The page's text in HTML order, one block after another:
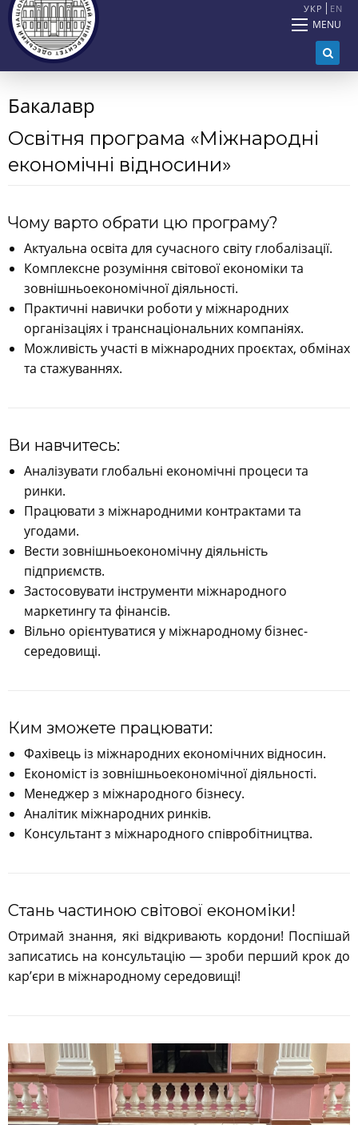
УКР EN
MENU
Бакалавр
Освітня програма «Міжнародні
економічні відносини»
Чому варто обрати цю програму?
Актуальна освіта для сучасного світу глобалізації.
Комплексне розуміння світової економіки та
зовнішньоекономічної діяльності.
Практичні навички роботи у міжнародних
організаціях і транснаціональних компаніях.
Можливість участі в міжнародних проєктах, обмінах
та стажуваннях.
Ви навчитесь:
Аналізувати глобальні економічні процеси та
ринки.
Працювати з міжнародними контрактами та
угодами.
Вести зовнішньоекономічну діяльність
підприємств.
Застосовувати інструменти міжнародного
маркетингу та фінансів.
Вільно орієнтуватися у міжнародному бізнес-
середовищі.
Ким зможете працювати:
Фахівець із міжнародних економічних відносин.
Економіст із зовнішньоекономічної діяльності.
Менеджер з міжнародного бізнесу.
Аналітик міжнародних ринків.
Консультант з міжнародного співробітництва.
Стань частиною світової економіки!
Отримай знання, які відкривають кордони! Поспішай
записатись на консультацію — зроби перший крок до
кар’єри в міжнародному середовищі!